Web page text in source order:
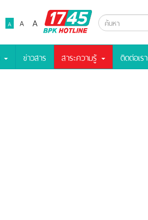
A A A
BPK
Hotline
ข่าวสาร สาระความรู้ ติดต่อเรา